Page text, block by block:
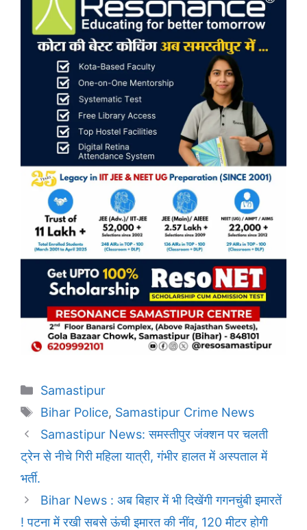
Categories
Samastipur
Tags
Bihar Police, Samastipur Crime News
Samastipur News: समस्तीपुर जंक्शन पर चलती
ट्रेन से नीचे गिरी महिला यात्री, गंभीर हालत में अस्पताल में
भर्ती.
Bihar News : अब बिहार में भी दिखेंगी गगनचुंबी इमारतें
! पटना में रखी सबसे ऊंची इमारत की नींव, 120 मीटर होगी